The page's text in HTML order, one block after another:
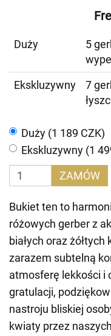
Duży
5
Ekskluzywny
7
Duży (1 189 CZK)
Ekskluzywny (1
ZAMÓW
Bukiet ten to
różowych gerber z
białych oraz
zarazem subtelną
atmosferę lekkości i
gratulacji,
nastroju bliskiej
kwiaty przez